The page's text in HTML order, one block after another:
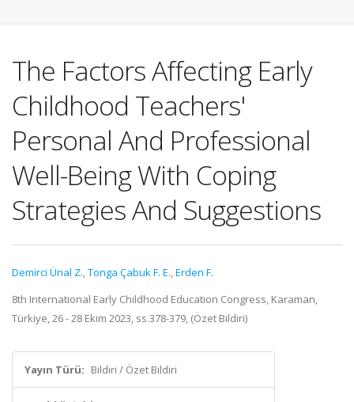
The Factors Affecting Early
Childhood Teachers'
Personal And Professional
Well-Being With Coping
Strategies And Suggestions
Demirci Ünal Z.,Tonga Çabuk F. E.,Erden F.
8th International Early Childhood Education Congress, Karaman,
Türkiye, 26 - 28 Ekim 2023, ss.378-379, (Özet Bildiri)
Yayın Türü: Bildiri / Özet Bildiri